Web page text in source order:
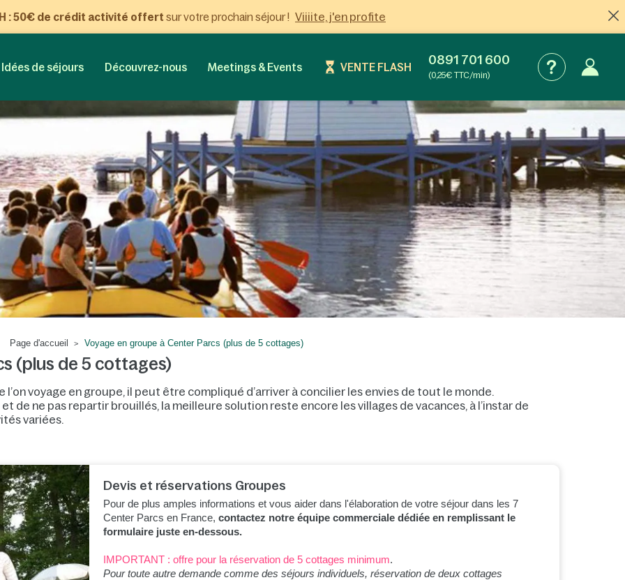
: 50€ de crédit activité offert sur votre prochain séjour ! Viiiite, j'en profite
Idées de séjours Découvrez-nous Meetings & Events VENTE FLASH 0891 701 600
(0,25€ TTC/min)
Page d'accueil Voyage en groupe à Center Parcs (plus de 5 cottages)
(plus de 5 cottages)
l’on voyage en groupe, il peut être compliqué d’arriver à concilier les envies de tout le monde.
de ne pas repartir brouillés, la meilleure solution reste encore les villages de vacances, à l’instar de
variées.
Devis et réservations Groupes
Pour de plus amples informations et vous aider dans l'élaboration de votre séjour dans les 7
Center Parcs en France, contactez notre équipe commerciale dédiée en remplissant le
formulaire juste en-dessous.
IMPORTANT : offre pour la réservation de 5 cottages minimum.
Pour toute autre demande comme des séjours individuels, réservation de deux cottages